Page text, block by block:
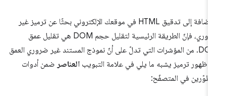
بالإضافة إلى تدقيق HTML في موقعك الإلكتروني بحثًا عن ترميز غير
ضروري، فإنّ الطريقة الرئيسية لتقليل حجم DOM هي تقليل عمق
DOM. من المؤشرات التي تدلّ على أنّ نموذج المستند غير ضروري العمق
ظهور ترميز يشبه ما يلي في علامة التبويبالعناصرضمن أدوات
في المتصفّح: